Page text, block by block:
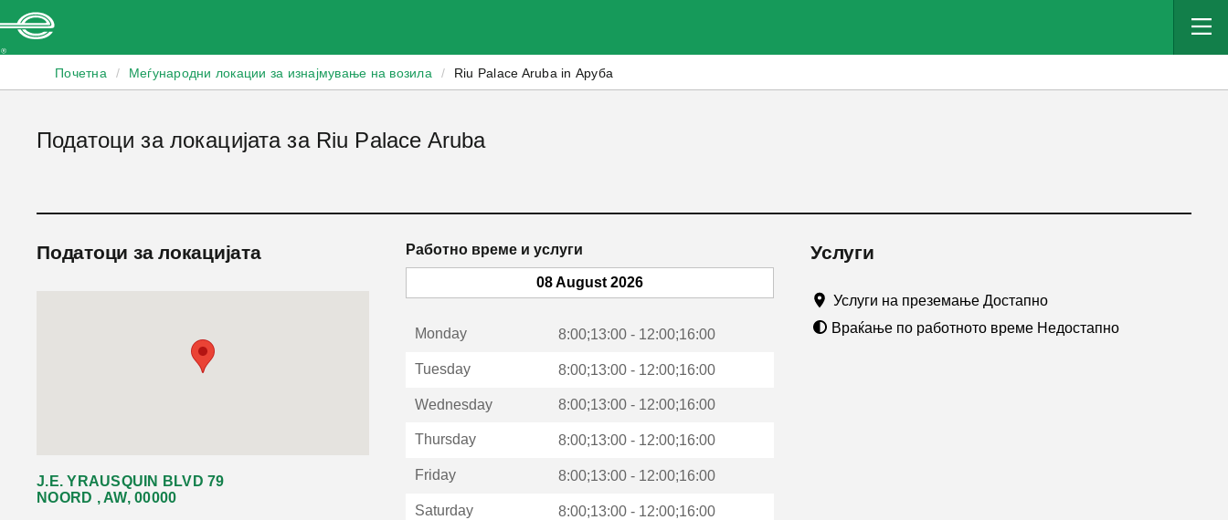
Почетна / Меѓународни локации за изнајмување на возила / Riu Palace Aruba in Аруба
Податоци за локацијата за Riu Palace Aruba
Податоци за локацијата
J.E. YRAUSQUIN BLVD 79
NOORD , AW, 00000
Работно време и услуги
08 August 2026
Monday 8:00;13:00 - 12:00;16:00
Tuesday 8:00;13:00 - 12:00;16:00
Wednesday 8:00;13:00 - 12:00;16:00
Thursday 8:00;13:00 - 12:00;16:00
Friday 8:00;13:00 - 12:00;16:00
Saturday 8:00;13:00 - 12:00;16:00
Услуги
Услуги на преземање Достапно
Враќање по работното време Недостапно